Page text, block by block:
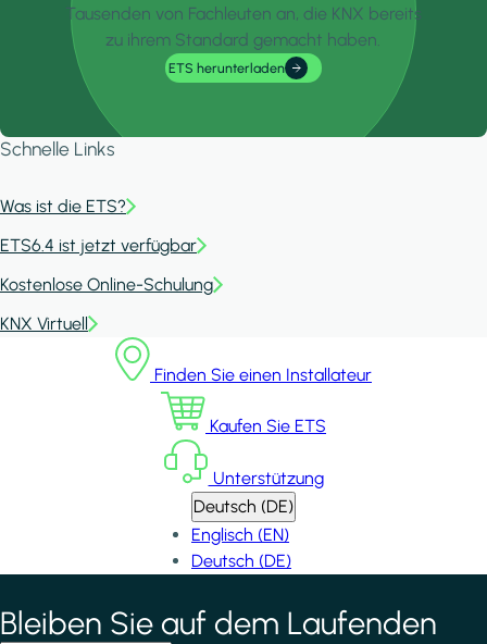
Tausenden von Fachleuten an, die KNX bereits
zu ihrem Standard gemacht haben.
ETS herunterladen
Schnelle Links
Was ist die ETS?
ETS6.4 ist jetzt verfügbar
Kostenlose Online-Schulung
KNX Virtuell
Finden Sie einen Installateur
Kaufen Sie ETS
Unterstützung
Deutsch (DE)
Englisch (EN)
Deutsch (DE)
*indicates required field
Bleiben Sie auf dem Laufenden